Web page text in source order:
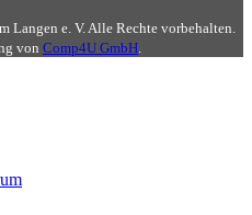
e. V. Alle Rechte vorbehalten.
von Comp4U GmbH